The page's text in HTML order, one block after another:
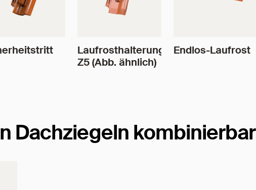
Laufrosthalterung
Z5 (Abb. ähnlich)
Endlos-Laufrost
Dachziegeln kombinierbar